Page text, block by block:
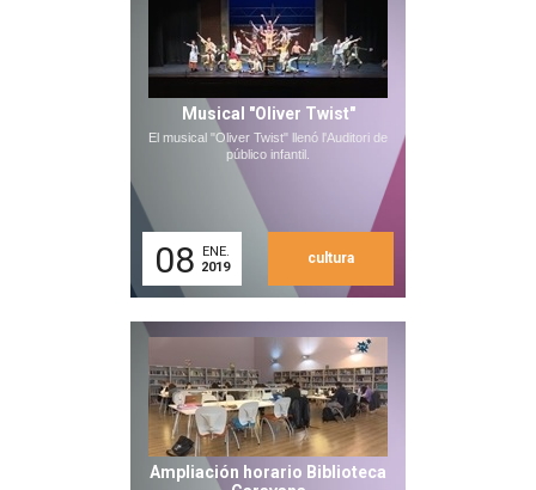
Musical "Oliver Twist"
El musical "Oliver Twist" llenó l'Auditori de
público infantil.
08
ENE.
2019
cultura
Ampliación horario Biblioteca